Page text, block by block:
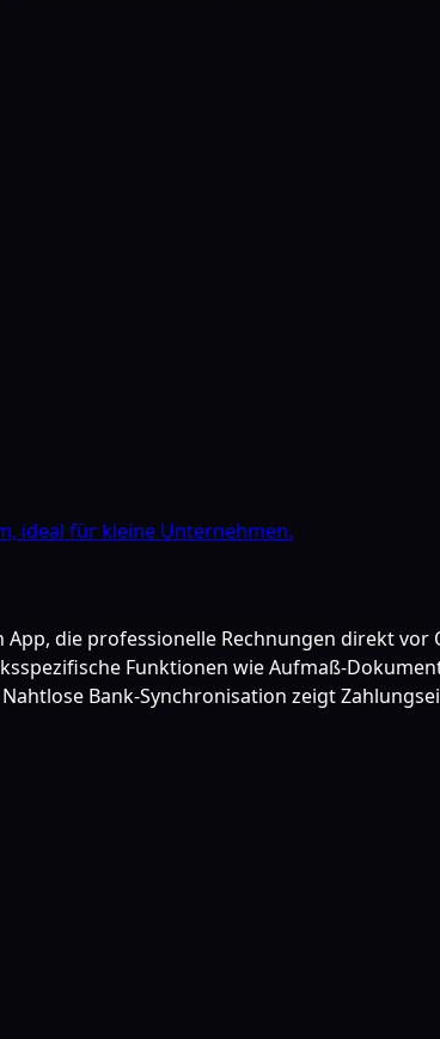
ideal für kleine Unternehmen.
die professionelle Rechnungen direkt
Funktionen wie Aufmaß-
Bank-Synchronisation zeigt